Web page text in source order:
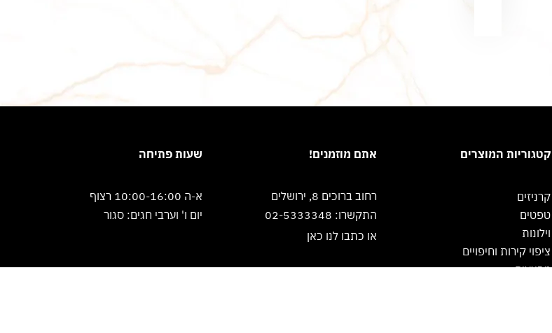
קטגוריות המוצרים
קרניזים
טפטים
וילונות
ציפוי קירות וחיפויים
מבצעים
אתם מוזמנים!
רחוב ברוכים 8, ירושלים
התקשרו: 02-5333348
או כתבו לנו כאן
שעות פתיחה
א-ה 10:00-16:00 רצוף
יום ו' וערבי חגים: סגור